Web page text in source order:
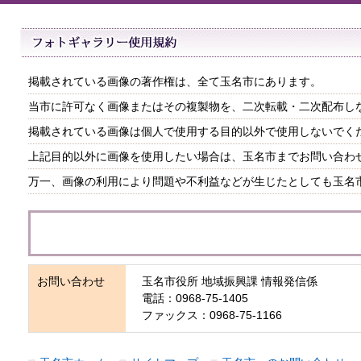
掲載されている画像の著作権は、全て玉名市にあります。
当市に許可なく画像またはその複製物を、二次転載・二次配布し
掲載されている画像は個人で使用する目的以外で使用しないでく
上記目的以外に画像を使用したい場合は、玉名市までお問い合わ
万一、画像の利用により問題や不利益などが生じたとしても玉
お問い合わせ
玉名市役所 地域振興課 情報発信係
電話：0968-75-1405
ファックス：0968-75-1166